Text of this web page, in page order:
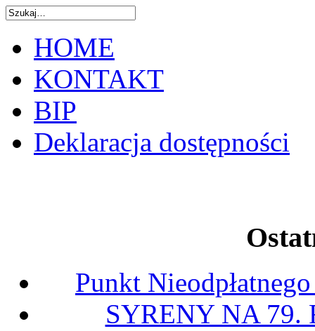
HOME
KONTAKT
BIP
Deklaracja dostępności
Punkt
SYRENY NA 79.